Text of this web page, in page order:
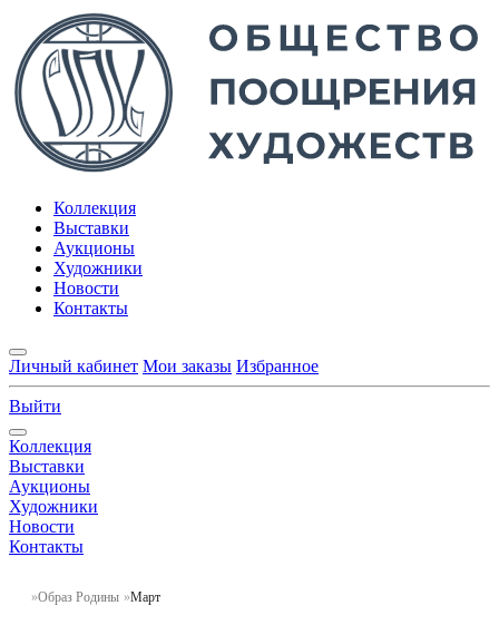
Коллекция
Выставки
Аукционы
Художники
Новости
Контакты
Личный кабинет Мои заказы Избранное
Выйти
Коллекция
Выставки
Аукционы
Художники
Новости
Контакты
Образ Родины Март